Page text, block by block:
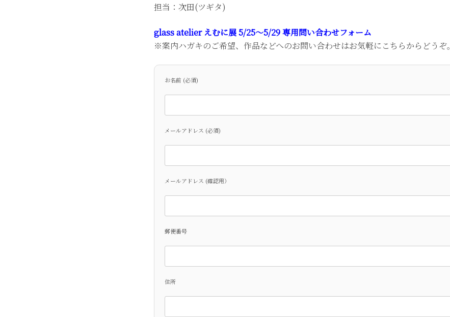
担当：次田(ツギタ)
glass atelier えむに展 5/25～5/29 専用問い合わせフォーム
※案内ハガキのご希望、作品などへのお問い合わせはお気軽にこちらからどうぞ。
お名前 (必須)
メールアドレス (必須)
メールアドレス (確認用）
郵便番号
住所